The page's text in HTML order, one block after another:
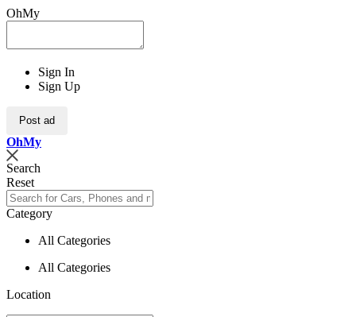
OhMy
Sign In
Sign Up
Post ad
OhMy
Search
Reset
Category
All Categories
All Categories
Location